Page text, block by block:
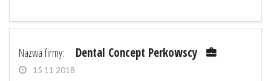
Nazwa firmy: Dental Concept Perkowscy
15 11 2018